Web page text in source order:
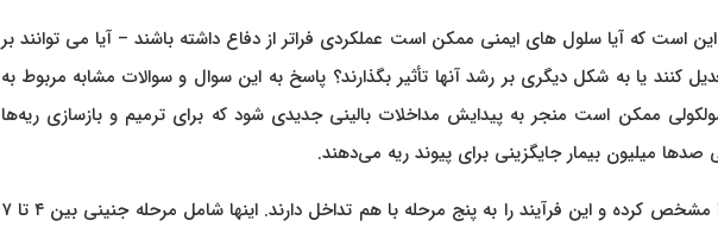
است که آیا سلول های ایمنی ممکن است عملکردی فراتر از دفاع داشته باشند – آیا می توانند بر
یا به شکل دیگری بر رشد آنها تأثیر بگذارند؟ پاسخ به این سوال و سوالات مشابه مربوط به
ممکن است منجر به پیدایش مداخلات بالینی جدیدی شود که برای ترمیم و بازسازی ریه‌ها
میلیون بیمار جایگزینی برای پیوند ریه می‌دهند.
تحقیقات قبلی مورفولوژی رشد ریه انسان را مشخص کرده و این فرآیند را به پنج مرحله با هم تداخل دارند. اینها شامل مرحله جنینی بین ۴ تا ۷